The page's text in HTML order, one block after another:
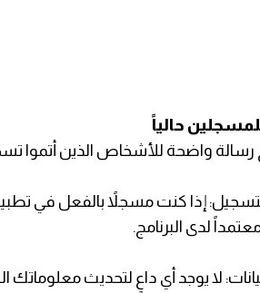
حالياً
رسالة واضحة للأشخاص الذين أتموا
لدى البرنامج.
لا يوجد أي داعٍ لتحديث